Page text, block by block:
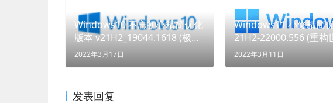
Windows10 不忘初心精简优化
版本 v21H2_19044.1618 (极简
纯净，自由定制)
2022年3月17日
Windows11 小修精简
21H2-22000.556 (重构
纯净新生)
2022年3月11日
发表回复